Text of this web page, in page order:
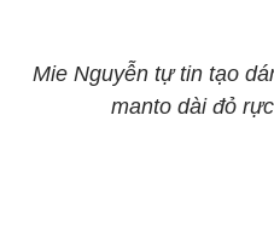
Mie Nguyễn tự tin tạo
manto dài đỏ